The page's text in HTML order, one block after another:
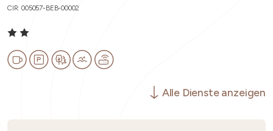
CIR: 005057-BEB-00002
Alle Dienste anzeigen